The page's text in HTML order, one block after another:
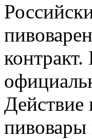
контракт.
Действие